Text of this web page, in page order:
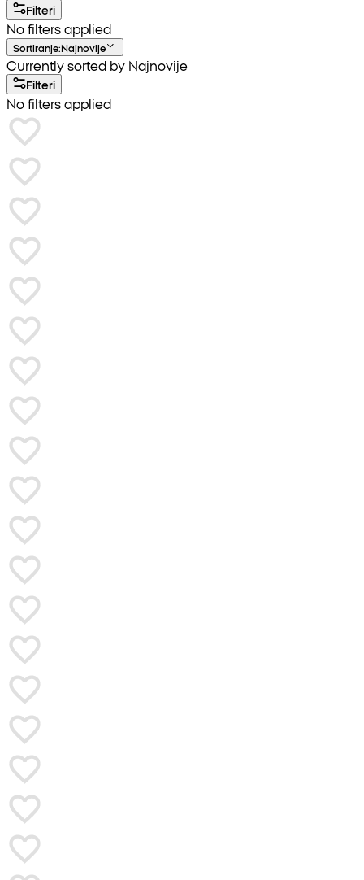
Filteri
No filters applied
Sortiranje:Najnovije
Currently sorted by Najnovije
Filteri
No filters applied